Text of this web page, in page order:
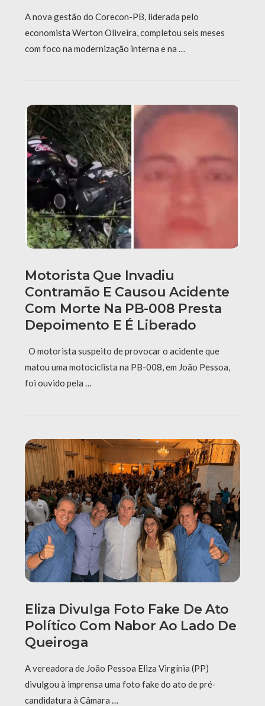
A nova gestão do Corecon-PB, liderada pelo
economista Werton Oliveira, completou seis meses
com foco na modernização interna e na …
Motorista Que Invadiu
Contramão E Causou Acidente
Com Morte Na PB-008 Presta
Depoimento E É Liberado
O motorista suspeito de provocar o acidente que
matou uma motociclista na PB-008, em João Pessoa,
foi ouvido pela …
Eliza Divulga Foto Fake De Ato
Político Com Nabor Ao Lado De
Queiroga
A vereadora de João Pessoa Eliza Virgínia (PP)
divulgou à imprensa uma foto fake do ato de pré-
candidatura à Câmara …